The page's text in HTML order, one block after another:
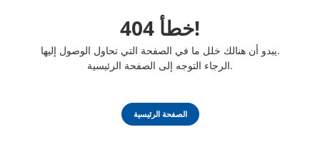
خطأ 404!
يبدو أن هنالك خلل ما في الصفحة التي تحاول الوصول إليها.
الرجاء التوجه إلى الصفحة الرئيسية.
الصفحة الرئيسية